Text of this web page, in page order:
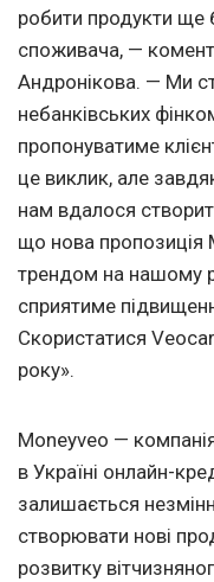
робити продукти ще
споживача, —
Андронікова. — Ми
небанківських
пропонуватиме
це виклик, але
нам вдалося
що нова пропозиція
трендом на нашому
сприятиме
Скористатися
року».
Moneyveo —
в Україні онлайн-
залишається
створювати нові
розвитку